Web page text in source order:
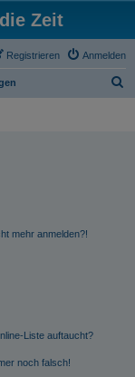
Zeit
Anmelden
Registrieren
mehr anmelden?!
Liste auftaucht?
noch falsch!